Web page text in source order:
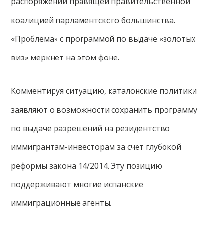
коалицией парламентского большинства.
«Проблема» с программой по выдаче «золотых
виз» меркнет на этом фоне.
Комментируя ситуацию, каталонские политики
заявляют о возможности сохранить программу
по выдаче разрешений на резидентство
иммигрантам-инвесторам за счет глубокой
реформы закона 14/2014. Эту позицию
поддерживают многие испанские
иммиграционные агенты.